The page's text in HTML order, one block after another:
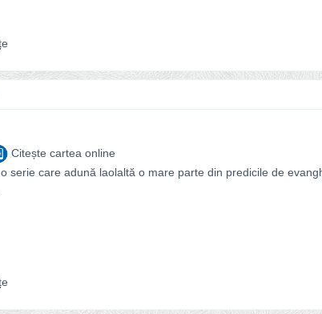
Citește cartea online
serie care adună laolaltă o mare parte din predicile de